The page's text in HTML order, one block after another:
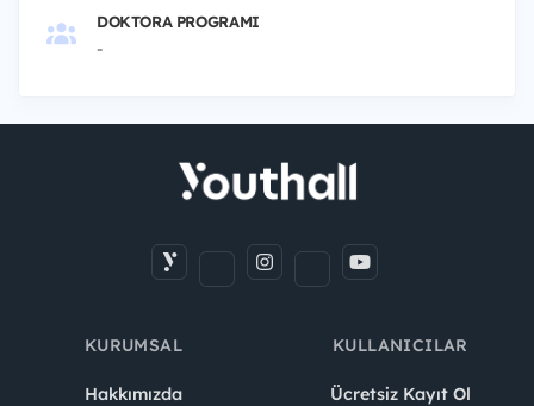
DOKTORA PROGRAMI
-
KURUMSAL
Hakkımızda
KULLANICILAR
Ücretsiz Kayıt Ol